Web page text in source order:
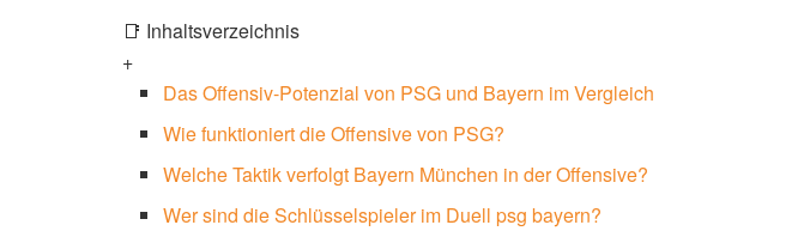
📑 Inhaltsverzeichnis
+
Das Offensiv-Potenzial von PSG und Bayern im Vergleich
Wie funktioniert die Offensive von PSG?
Welche Taktik verfolgt Bayern München in der Offensive?
Wer sind die Schlüsselspieler im Duell psg bayern?